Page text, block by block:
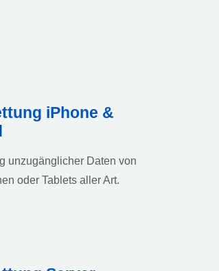
iPhone &
unzugänglicher Daten von
oder Tablets aller Art.